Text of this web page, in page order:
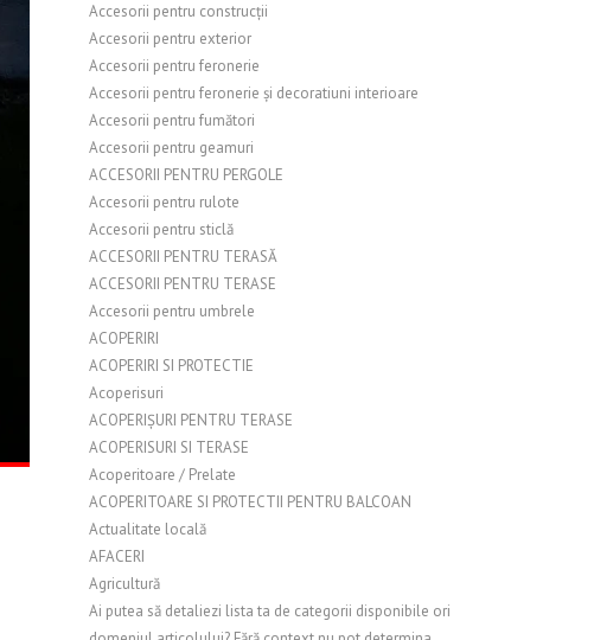
Accesorii pentru construcții
Accesorii pentru exterior
Accesorii pentru feronerie
Accesorii pentru feronerie și decoratiuni interioare
Accesorii pentru fumători
Accesorii pentru geamuri
ACCESORII PENTRU PERGOLE
Accesorii pentru rulote
Accesorii pentru sticlă
ACCESORII PENTRU TERASĂ
ACCESORII PENTRU TERASE
Accesorii pentru umbrele
ACOPERIRI
ACOPERIRI SI PROTECTIE
Acoperisuri
ACOPERIȘURI PENTRU TERASE
ACOPERISURI SI TERASE
Acoperitoare / Prelate
ACOPERITOARE SI PROTECTII PENTRU BALCOAN
Actualitate locală
AFACERI
Agricultură
Ai putea să detaliezi lista ta de categorii disponibile ori